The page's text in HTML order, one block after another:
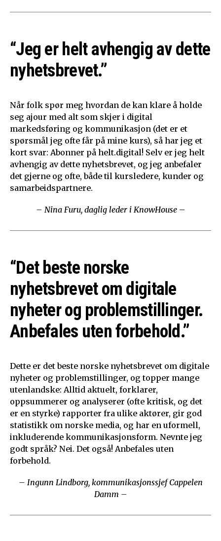
“Jeg er helt avhengig av dette
nyhetsbrevet.”
Når folk spør meg hvordan de kan klare å holde
seg ajour med alt som skjer i digital
markedsføring og kommunikasjon (det er et
spørsmål jeg ofte får på mine kurs), så har jeg et
kort svar: Abonner på helt.digital! Selv er jeg helt
avhengig av dette nyhetsbrevet, og jeg anbefaler
det gjerne og ofte, både til kursledere, kunder og
samarbeidspartnere.
– Nina Furu, daglig leder i KnowHouse –
“Det beste norske
nyhetsbrevet om digitale
nyheter og problemstillinger.
Anbefales uten forbehold.”
Dette er det beste norske nyhetsbrevet om digitale
nyheter og problemstillinger, og topper mange
utenlandske: Alltid aktuelt, forklarer,
oppsummerer og analyserer (ofte kritisk, og det
er en styrke) rapporter fra ulike aktører, gir god
statistikk om norske media, og har en uformell,
inkluderende kommunikasjonsform. Nevnte jeg
godt språk? Nei. Det også! Anbefales uten
forbehold.
– Ingunn Lindborg, kommunikasjonssjef Cappelen
Damm –